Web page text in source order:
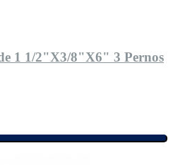
1 1/2"X3/8"X6" 3 Pernos